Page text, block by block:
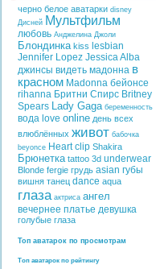
черно белое аватарки disney
Дисней Мультфильм
любовь Анджелина Джоли
Блондинка kiss lesbian
Jennifer Lopez Jessica Alba
джинсы видеть мадонна в
красном Madonna бейонсе
rihanna Бритни Спирс Britney
Spears Lady Gaga беременность
вода love online день всех
влюблённых живот бабочка
beyonce Heart clip Shakira
Брюнетка tattoo 3d underwear
Blonde fergie грудь asian губы
вишня танец dance aqua
глаза актриса ангел
вечернее платье девушка
голубые глаза
Топ аватарок по просмотрам
Топ аватарок по рейтингу